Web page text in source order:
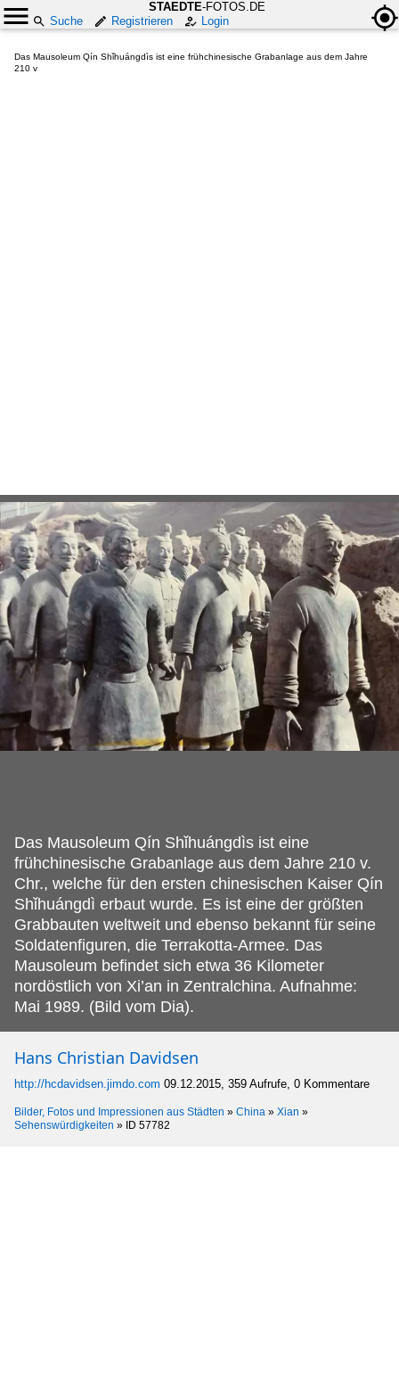
STAEDTE-FOTOS.DE
Suche
Registrieren Login
Das Mausoleum Qín Shǐhuángdìs ist eine frühchinesische Grabanlage aus dem Jahre
210 v
Das Mausoleum Qín Shǐhuángdìs ist eine
frühchinesische Grabanlage aus dem Jahre 210 v.
Chr., welche für den ersten chinesischen Kaiser Qín
Shǐhuángdì erbaut wurde. Es ist eine der größten
Grabbauten weltweit und ebenso bekannt für seine
Soldatenfiguren, die Terrakotta-Armee. Das
Mausoleum befindet sich etwa 36 Kilometer
nordöstlich von Xi’an in Zentralchina. Aufnahme:
Mai 1989. (Bild vom Dia).
Hans Christian Davidsen
http://hcdavidsen.jimdo.com 09.12.2015, 359 Aufrufe, 0 Kommentare
Bilder, Fotos und Impressionen aus Städten » China » Xian »
Sehenswürdigkeiten » ID 57782